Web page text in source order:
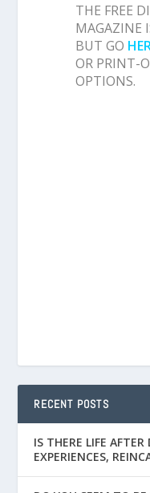
THE FREE
MAGAZINE
BUT GO
OR PRINT-
OPTIONS.
RECENT POSTS
IS THERE LIFE
EXPERIENCES,